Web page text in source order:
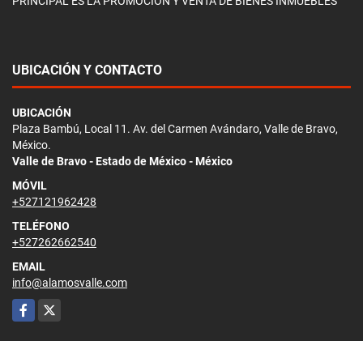
UBICACIÓN Y CONTACTO
UBICACIÓN
Plaza Bambú, Local 11. Av. del Carmen Avándaro, Valle de Bravo,
México.
Valle de Bravo - Estado de México - México
MÓVIL
+527121962428
TELÉFONO
+527262662540
EMAIL
info@alamosvalle.com
Facebook
X